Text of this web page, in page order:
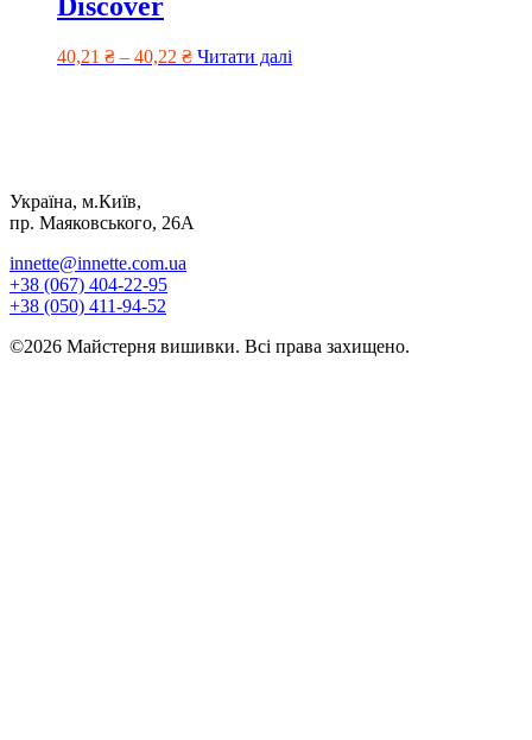
40,21 ₴ – 40,22 ₴ Читати далі
Україна, м.Київ,
пр. Маяковського, 26А
innette@innette.com.ua
+38 (067) 404-22-95
+38 (050) 411-94-52
©2026 Майстерня вишивки. Всі права захищено.